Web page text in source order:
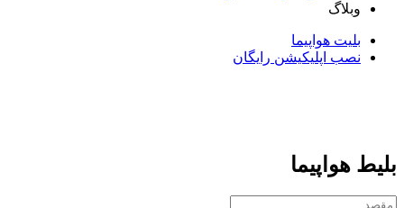
وبلاگ
بلیت هواپیما
نصب اپلیکیشن رایگان
بلیط هواپیما